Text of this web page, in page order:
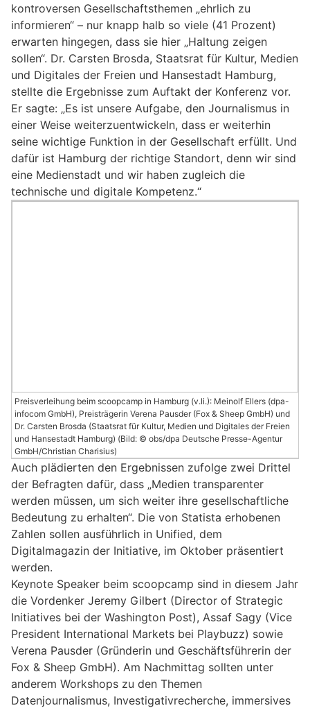
kontroversen Gesellschaftsthemen „ehrlich zu
informieren“ – nur knapp halb so viele (41 Prozent)
erwarten hingegen, dass sie hier „Haltung zeigen
sollen“. Dr. Carsten Brosda, Staatsrat für Kultur, Medien
und Digitales der Freien und Hansestadt Hamburg,
stellte die Ergebnisse zum Auftakt der Konferenz vor.
Er sagte: „Es ist unsere Aufgabe, den Journalismus in
einer Weise weiterzuentwickeln, dass er weiterhin
seine wichtige Funktion in der Gesellschaft erfüllt. Und
dafür ist Hamburg der richtige Standort, denn wir sind
eine Medienstadt und wir haben zugleich die
technische und digitale Kompetenz.“
Preisverleihung beim scoopcamp in Hamburg (v.li.): Meinolf Ellers (dpa-
infocom GmbH), Preisträgerin Verena Pausder (Fox & Sheep GmbH) und
Dr. Carsten Brosda (Staatsrat für Kultur, Medien und Digitales der Freien
und Hansestadt Hamburg) (Bild: © obs/dpa Deutsche Presse-Agentur
GmbH/Christian Charisius)
Auch plädierten den Ergebnissen zufolge zwei Drittel
der Befragten dafür, dass „Medien transparenter
werden müssen, um sich weiter ihre gesellschaftliche
Bedeutung zu erhalten“. Die von Statista erhobenen
Zahlen sollen ausführlich in Unified, dem
Digitalmagazin der Initiative, im Oktober präsentiert
werden.
Keynote Speaker beim scoopcamp sind in diesem Jahr
die Vordenker Jeremy Gilbert (Director of Strategic
Initiatives bei der Washington Post), Assaf Sagy (Vice
President International Markets bei Playbuzz) sowie
Verena Pausder (Gründerin und Geschäftsführerin der
Fox & Sheep GmbH). Am Nachmittag sollten unter
anderem Workshops zu den Themen
Datenjournalismus, Investigativrecherche, immersives